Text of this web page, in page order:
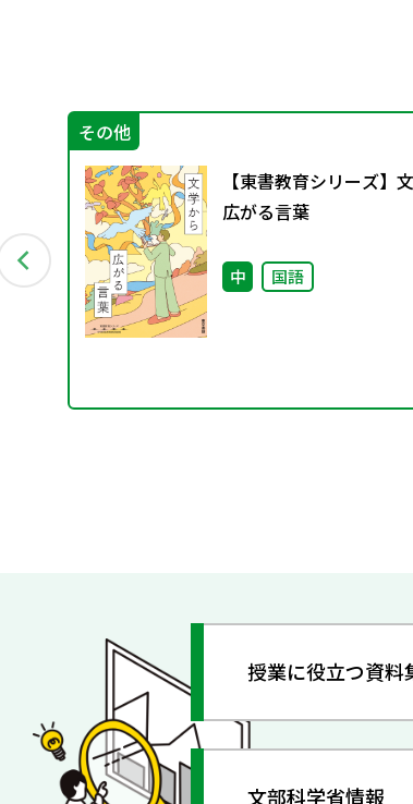
キ
その他
【東書教育シリーズ】
広がる言葉
中 国語
授業に役立つ資料
文部科学省情報